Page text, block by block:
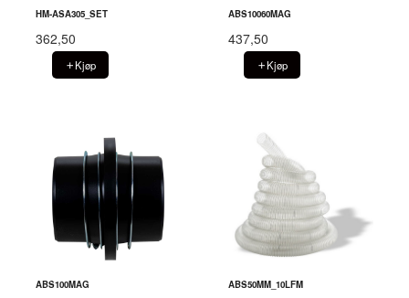
HM-ASA305_SET
362,50
Kjøp
ABS10060MAG
437,50
Kjøp
ABS100MAG ABS50MM_10LFM